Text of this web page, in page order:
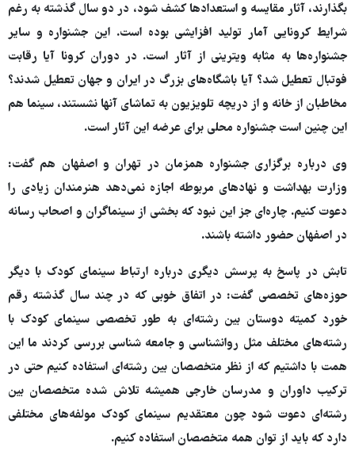
بگذارند، آثار مقایسه و استعدادها کشف شود، در دو سال گذشته به رغم
شرایط کرونایی آمار تولید افزایشی بوده است. این جشنواره و سایر
جشنواره‌ها به مثابه ویترینی از آثار است. در دوران کرونا آیا رقابت
فوتبال تعطیل شد؟ آیا باشگاه‌های بزرگ در ایران و جهان تعطیل شدند؟
مخاطبان از خانه و از دریچه تلویزیون به تماشای آنها نشستند، سینما هم
این چنین است جشنواره محلی برای عرضه این آثار است.
وی درباره برگزاری جشنواره همزمان در تهران و اصفهان هم گفت:
وزارت بهداشت و نهادهای مربوطه اجازه نمی‌دهد هنرمندان زیادی را
دعوت کنیم. چاره‌ای جز این نبود که بخشی از سینماگران و اصحاب رسانه
در اصفهان حضور داشته باشند.
تابش در پاسخ به پرسش دیگری درباره ارتباط سینمای کودک با دیگر
حوزه‌های تخصصی گفت: در اتفاق خوبی که در چند سال گذشته رقم
خورد کمیته دوستان بین رشته‌ای به طور تخصصی سینمای کودک با
رشته‌های مختلف مثل روانشناسی و جامعه شناسی بررسی کردند ما این
همت با داشتیم که از نظر متخصصان بین رشته‌ای استفاده کنیم حتی در
ترکیب داوران و مدرسان خارجی همیشه تلاش شده متخصصان بین
رشته‌ای دعوت شود چون معتقدیم سینمای کودک مولفه‌های مختلفی
دارد که باید از توان همه متخصصان استفاده کنیم.